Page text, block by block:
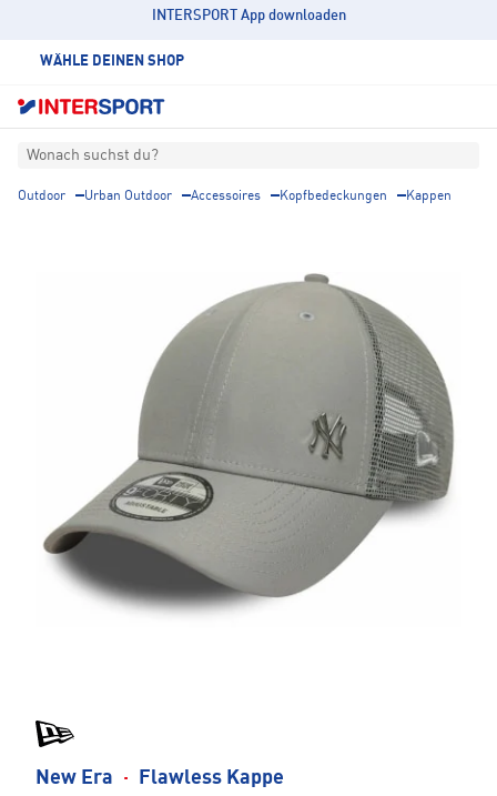
INTERSPORT App downloaden
WÄHLE DEINEN SHOP
Wonach suchst du?
Outdoor Urban Outdoor Accessoires Kopfbedeckungen Kappen
New Era · Flawless Kappe